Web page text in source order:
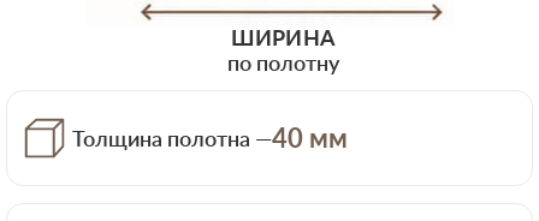
ШИРИНА
по полотну
Толщина полотна —40 мм